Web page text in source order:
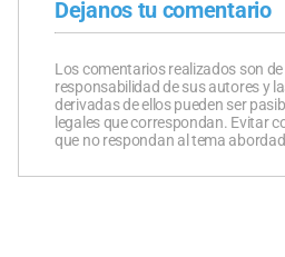
Dejanos tu comentario
Los comentarios realizados son
responsabilidad de sus autores y
derivadas de ellos pueden ser
legales que correspondan. Evitar
que no respondan al tema